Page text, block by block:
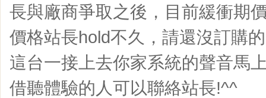
長與廠商爭取之後，目前緩衝期
價格站長hold不久，請還沒訂購
這台一接上去你家系統的聲音馬
借聽體驗的人可以聯絡站長!^^